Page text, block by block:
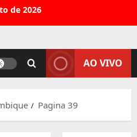
de 2026
AO VIVO
Pagina 39